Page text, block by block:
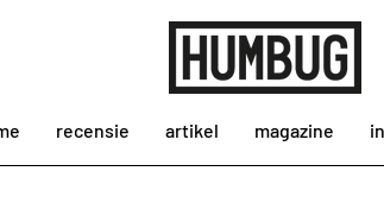
recensie artikel magazine